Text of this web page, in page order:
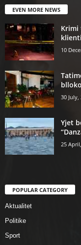
EVEN MORE NEWS
10
30 July,
Yjet
25
POPULAR CATEGORY
Aktualitet
Politike
Sport